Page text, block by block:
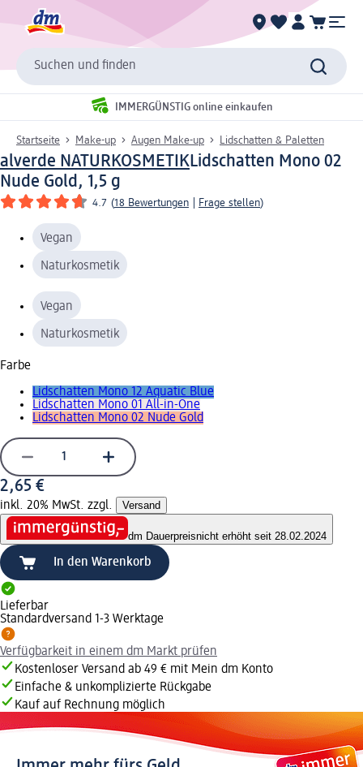
Suchen und finden
IMMERGÜNSTIG online einkaufen
Startseite Make-up Augen Make-up Lidschatten & Paletten
alverde NATURKOSMETIKLidschatten Mono 02
Nude Gold, 1,5 g
4.7 (18 Bewertungen Frage stellen)
Vegan
Naturkosmetik
Vegan
Naturkosmetik
Farbe
Lidschatten Mono 12 Aquatic Blue
Lidschatten Mono 01 All-in-One
Lidschatten Mono 02 Nude Gold
2,65 €
inkl. 20% MwSt. zzgl. Versand
dm Dauerpreisnicht erhöht seit 28.02.2024
In den Warenkorb
Lieferbar
Standardversand 1-3 Werktage
Verfügbarkeit in einem dm Markt prüfen
Kostenloser Versand ab 49 € mit Mein dm Konto
Einfache & unkomplizierte Rückgabe
Kauf auf Rechnung möglich